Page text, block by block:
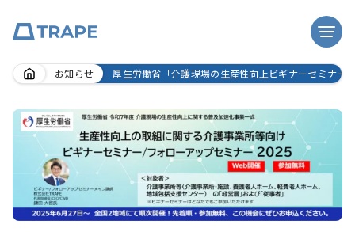
Skip
content
お知らせ 厚生労働省「介護現場の生産性向上ビギナーセミナー